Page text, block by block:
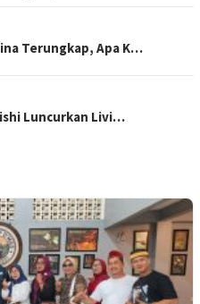
Terungkap, Apa K…
Luncurkan Livi…